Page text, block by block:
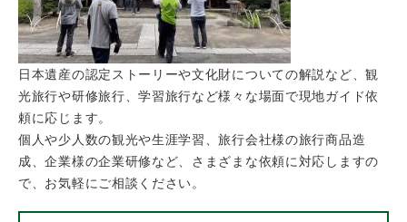
日本遺産の認定ストーリーや文化財についての解説など、観
光旅行や研修旅行、学習旅行など様々な場面で現地ガイド依
頼に応じます。
個人や少人数の観光や生涯学習、旅行会社様の旅行商品造
成、企業様の企業研修など、さまざまな依頼に対応しますの
で、お気軽にご相談ください。